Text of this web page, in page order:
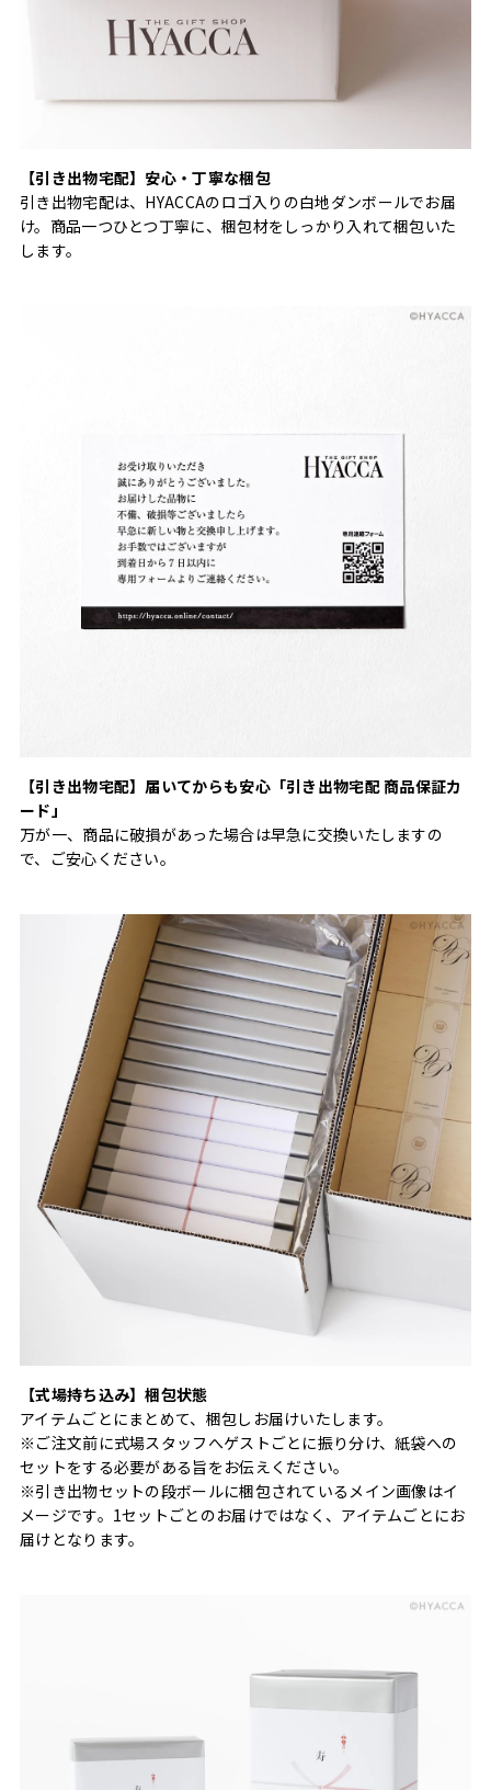
【引き出物宅配】安心・丁寧な梱包
引き出物宅配は、HYACCAのロゴ入りの白地ダンボールでお届
け。商品一つひとつ丁寧に、梱包材をしっかり入れて梱包いた
します。
【引き出物宅配】届いてからも安心「引き出物宅配 商品保証カ
ード」
万が一、商品に破損があった場合は早急に交換いたしますの
で、ご安心ください。
【式場持ち込み】梱包状態
アイテムごとにまとめて、梱包しお届けいたします。
※ご注文前に式場スタッフへゲストごとに振り分け、紙袋への
セットをする必要がある旨をお伝えください。
※引き出物セットの段ボールに梱包されているメイン画像はイ
メージです。1セットごとのお届けではなく、アイテムごとにお
届けとなります。